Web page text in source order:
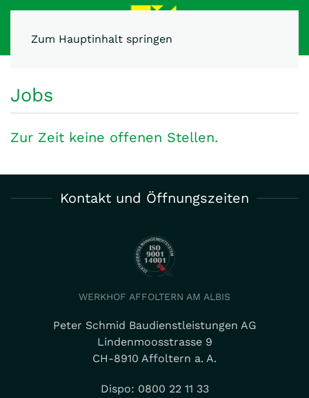
Zum Hauptinhalt springen
Jobs
Zur Zeit keine offenen Stellen.
Kontakt und Öffnungszeiten
WERKHOF AFFOLTERN AM ALBIS
Peter Schmid Baudienstleistungen AG
Lindenmoosstrasse 9
CH-8910 Affoltern a. A.
Dispo: 0800 22 11 33